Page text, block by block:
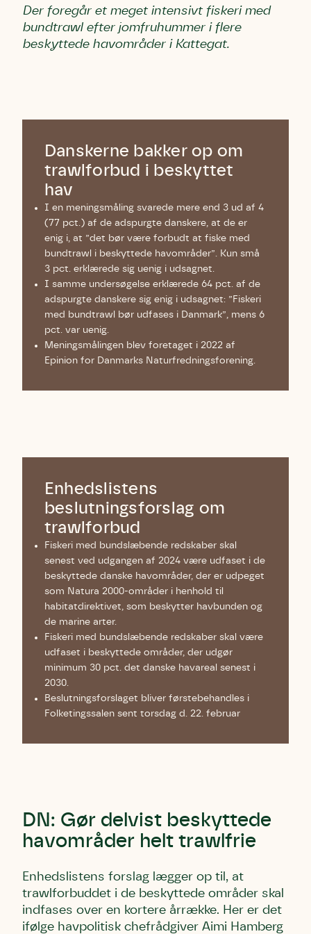
Der foregår et meget intensivt fiskeri med
bundtrawl efter jomfruhummer i flere
beskyttede havområder i Kattegat.
Danskerne bakker op om
trawlforbud i beskyttet
hav
I en meningsmåling svarede mere end 3 ud af 4
(77 pct.) af de adspurgte danskere, at de er
enig i, at ”det bør være forbudt at fiske med
bundtrawl i beskyttede havområder”. Kun små
3 pct. erklærede sig uenig i udsagnet.
I samme undersøgelse erklærede 64 pct. af de
adspurgte danskere sig enig i udsagnet: ”Fiskeri
med bundtrawl bør udfases i Danmark”, mens 6
pct. var uenig.
Meningsmålingen blev foretaget i 2022 af
Epinion for Danmarks Naturfredningsforening.
Enhedslistens
beslutningsforslag om
trawlforbud
Fiskeri med bundslæbende redskaber skal
senest ved udgangen af 2024 være udfaset i de
beskyttede danske havområder, der er udpeget
som Natura 2000-områder i henhold til
habitatdirektivet, som beskytter havbunden og
de marine arter.
Fiskeri med bundslæbende redskaber skal være
udfaset i beskyttede områder, der udgør
minimum 30 pct. det danske havareal senest i
2030.
Beslutningsforslaget bliver førstebehandles i
Folketingssalen sent torsdag d. 22. februar
DN: Gør delvist beskyttede
havområder helt trawlfrie
Enhedslistens forslag lægger op til, at
trawlforbuddet i de beskyttede områder skal
indfases over en kortere årrække. Her er det
ifølge havpolitisk chefrådgiver Aimi Hamberg
Du skriver under på
Linie 1
Test
Hjørring
Linie 2
Danmarks Naturfredningsforening må gerne kontakte mig
underskriftindsamlinger og andre støttemuligheder. Jeg
Du skriver under på
Første punkt
Endelig er kvashegnet også et godt
hjem for jordhumle, der nok er den
mest kendte af de danske humlebiarter.
Den store humlebi – eller brumbasse
som mange kalder den.
Andet punkt
Humlebier bestøver effektivt blomster
og afgrøder i din have.
Danmarks Naturfredningsforening må gerne kontakte mig
underskriftindsamlinger og andre støttemuligheder. Jeg
Du skriver under på
Storken tilbage til Kolding
Danmarks Naturfredningsforening må gerne kontakte mig
underskriftindsamlinger og andre støttemuligheder. Jeg